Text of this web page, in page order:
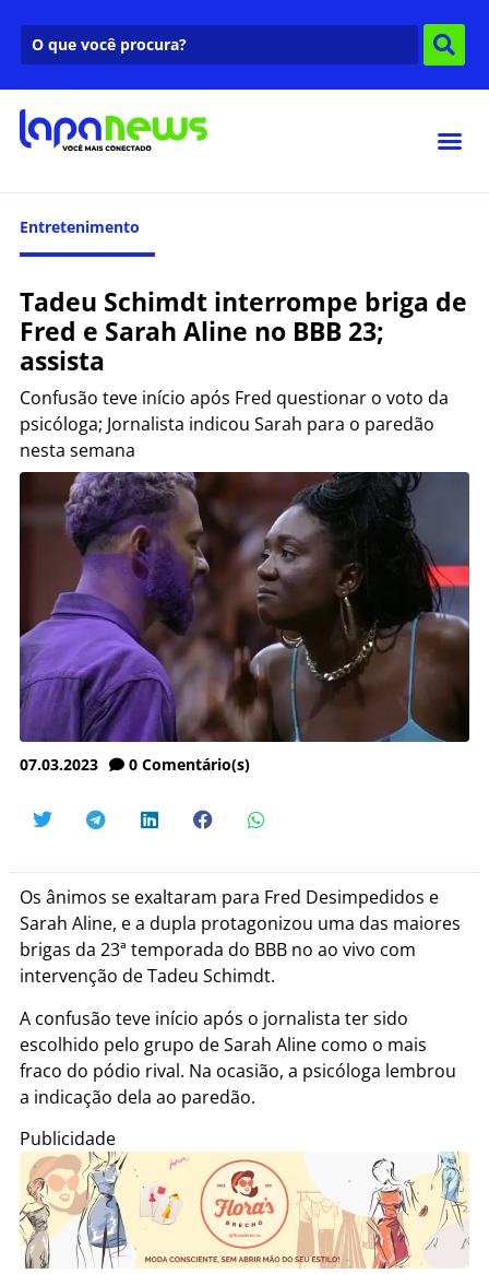
Entretenimento
Tadeu Schimdt interrompe briga de
Fred e Sarah Aline no BBB 23;
assista
Confusão teve início após Fred questionar o voto da
psicóloga; Jornalista indicou Sarah para o paredão
nesta semana
07.03.2023 0 Comentário(s)
Os ânimos se exaltaram para Fred Desimpedidos e
Sarah Aline, e a dupla protagonizou uma das maiores
brigas da 23ª temporada do BBB no ao vivo com
intervenção de Tadeu Schimdt.
A confusão teve início após o jornalista ter sido
escolhido pelo grupo de Sarah Aline como o mais
fraco do pódio rival. Na ocasião, a psicóloga lembrou
a indicação dela ao paredão.
Publicidade